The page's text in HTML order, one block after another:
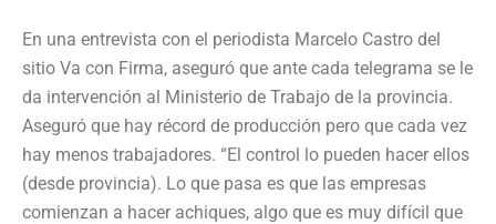
En una entrevista con el periodista Marcelo Castro del
sitio Va con Firma, aseguró que ante cada telegrama se le
da intervención al Ministerio de Trabajo de la provincia.
Aseguró que hay récord de producción pero que cada vez
hay menos trabajadores. “El control lo pueden hacer ellos
(desde provincia). Lo que pasa es que las empresas
comienzan a hacer achiques, algo que es muy difícil que